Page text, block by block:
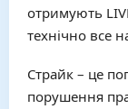
отримують
технічно все
Страйк – це
порушення